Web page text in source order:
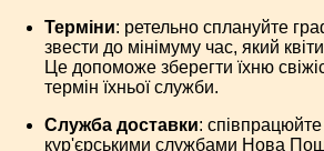
Терміни: ретельно сплануйте
звести до мінімуму час, який
Це допоможе зберегти їхню
термін їхньої служби.
Служба доставки:
кур'єрськими службами Нова